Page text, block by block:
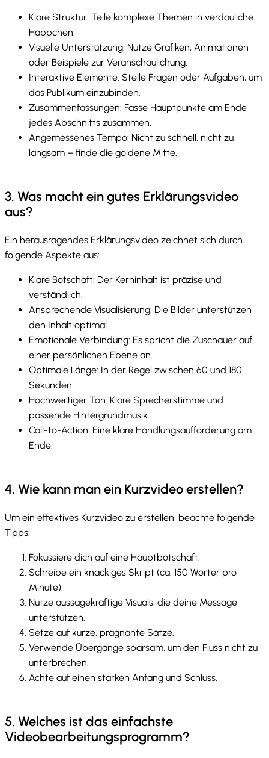
Klare Struktur: Teile komplexe Themen in verdauliche
Häppchen.
Visuelle Unterstützung: Nutze Grafiken, Animationen
oder Beispiele zur Veranschaulichung.
Interaktive Elemente: Stelle Fragen oder Aufgaben, um
das Publikum einzubinden.
Zusammenfassungen: Fasse Hauptpunkte am Ende
jedes Abschnitts zusammen.
Angemessenes Tempo: Nicht zu schnell, nicht zu
langsam – finde die goldene Mitte.
3. Was macht ein gutes Erklärungsvideo
aus?
Ein herausragendes Erklärungsvideo zeichnet sich durch
folgende Aspekte aus:
Klare Botschaft: Der Kerninhalt ist präzise und
verständlich.
Ansprechende Visualisierung: Die Bilder unterstützen
den Inhalt optimal.
Emotionale Verbindung: Es spricht die Zuschauer auf
einer persönlichen Ebene an.
Optimale Länge: In der Regel zwischen 60 und 180
Sekunden.
Hochwertiger Ton: Klare Sprecherstimme und
passende Hintergrundmusik.
Call-to-Action: Eine klare Handlungsaufforderung am
Ende.
4. Wie kann man ein Kurzvideo erstellen?
Um ein effektives Kurzvideo zu erstellen, beachte folgende
Tipps:
Fokussiere dich auf eine Hauptbotschaft.
Schreibe ein knackiges Skript (ca. 150 Wörter pro
Minute).
Nutze aussagekräftige Visuals, die deine Message
unterstützen.
Setze auf kurze, prägnante Sätze.
Verwende Übergänge sparsam, um den Fluss nicht zu
unterbrechen.
Achte auf einen starken Anfang und Schluss.
5. Welches ist das einfachste
Videobearbeitungsprogramm?